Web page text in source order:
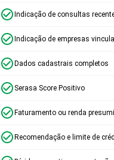
Indicação de consultas
Indicação de empresas
Dados cadastrais completos
Serasa Score Positivo
Faturamento ou renda
Recomendação e limite de